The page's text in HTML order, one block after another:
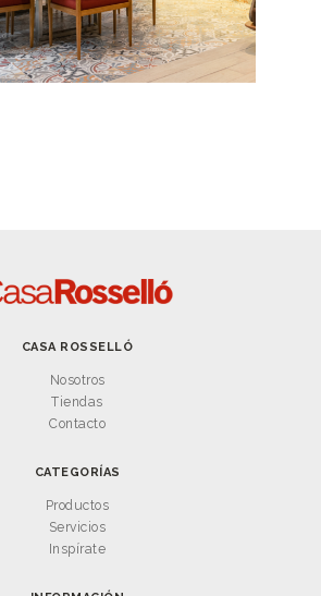
CASA ROSSELLÓ
Nosotros
Tiendas
Contacto
CATEGORÍAS
Productos
Servicios
Inspírate